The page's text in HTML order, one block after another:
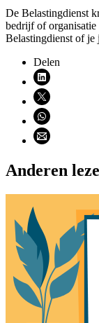
De Belastingdienst
bedrijf of organisatie
Belastingdienst of je
Delen
Deel via
Deel via X
Deel via
Deel via email
Anderen